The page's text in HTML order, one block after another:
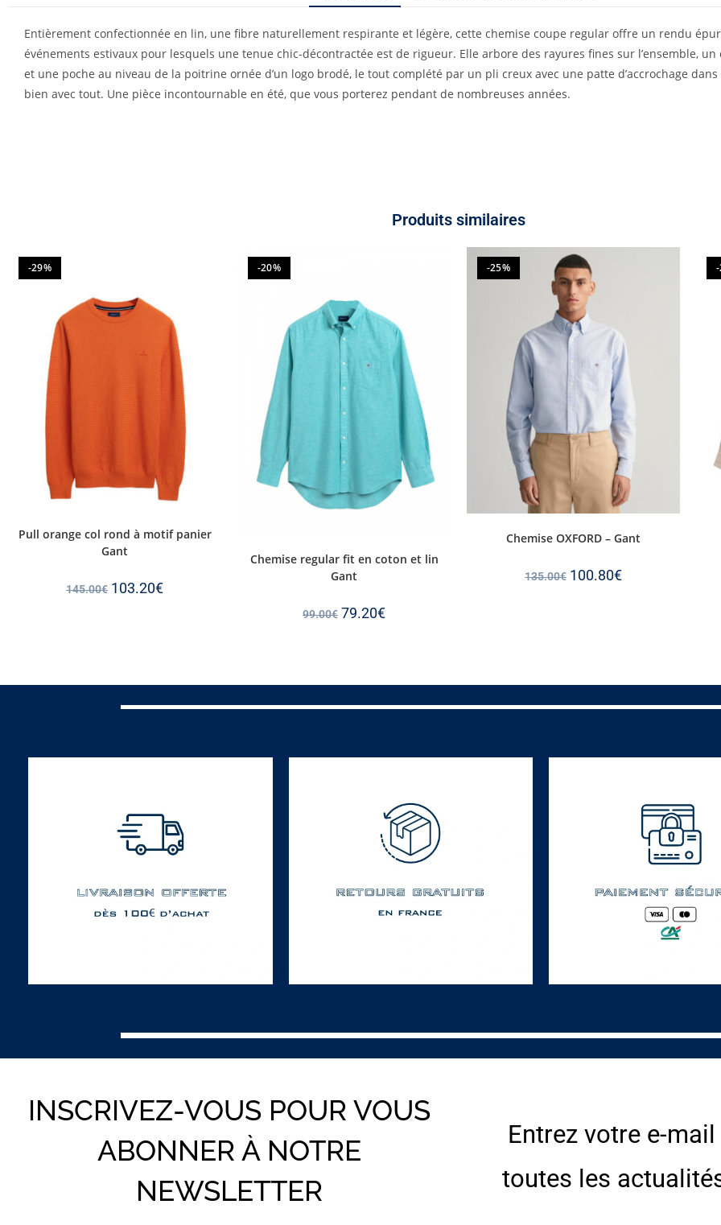
Entièrement confectionnée en lin, une fibre naturellement respirante et légère, cette chemise coupe regular offre un rendu
événements estivaux pour lesquels une tenue chic-décontractée est de rigueur. Elle arbore des rayures fines sur l’ensemble,
et une poche au niveau de la poitrine ornée d’un logo brodé, le tout complété par un pli creux avec une patte d’accrochage
bien avec tout. Une pièce incontournable en été, que vous porterez pendant de nombreuses années.
Produits similaires
-29%
Pull orange col rond à motif panier
Gant
145.00€ 103.20€
-20%
Chemise regular fit en coton et lin
Gant
99.00€ 79.20€
-25%
Chemise OXFORD – Gant
135.00€ 100.80€
INSCRIVEZ-VOUS POUR VOUS
ABONNER À NOTRE
NEWSLETTER
Entrez votre e-
toutes les